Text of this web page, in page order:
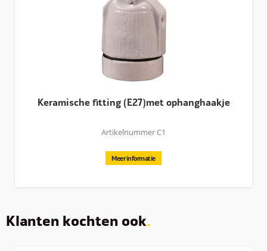
Keramische fitting (E27)met ophanghaakje
Artikelnummer C1
Meer informatie
Klanten kochten ook